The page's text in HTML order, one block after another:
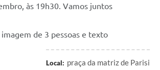
às 19h30. Vamos juntos
Local: praça da matriz de Parisi